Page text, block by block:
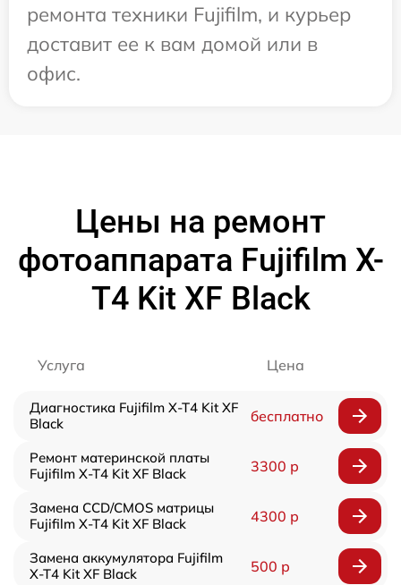
ремонта техники Fujifilm, и курьер
доставит ее к вам домой или в
офис.
Цены на ремонт
фотоаппарата Fujifilm X-
T4 Kit XF Black
Услуга Цена
Диагностика Fujifilm X-T4 Kit XF
Black
бесплатно
Ремонт материнской платы
Fujifilm X-T4 Kit XF Black
3300 р
Замена CCD/CMOS матрицы
Fujifilm X-T4 Kit XF Black
4300 р
Замена аккумулятора Fujifilm
X-T4 Kit XF Black
500 р